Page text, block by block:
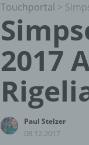
Touchportal >
2017
Paul Stelzer
08.12.2017